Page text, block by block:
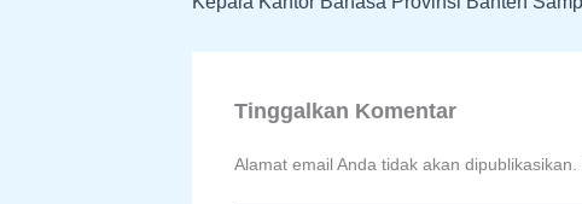
Tinggalkan Komentar
Alamat email Anda tidak akan dipublikasikan.